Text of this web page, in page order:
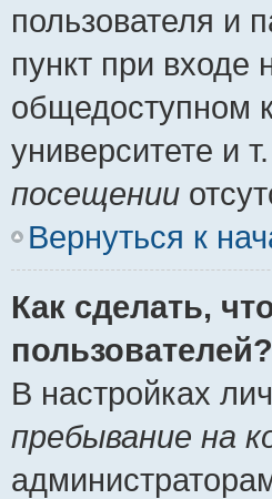
пользователя и
пункт при
общедоступном
университете и
посещении
Вернуться к
Как сделать,
пользователей?
В настройках
пребывание на